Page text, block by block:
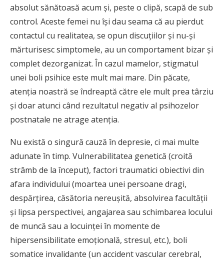
absolut sănătoasă acum şi, peste o clipă, scapă de sub
control. Aceste femei nu îşi dau seama că au pierdut
contactul cu realitatea, se opun discuţiilor şi nu-şi
mărturisesc simptomele, au un comportament bizar şi
complet dezorganizat. În cazul mamelor, stigmatul
unei boli psihice este mult mai mare. Din păcate,
atenţia noastră se îndreaptă către ele mult prea târziu
şi doar atunci când rezultatul negativ al psihozelor
postnatale ne atrage atenţia.
Nu există o singură cauză în depresie, ci mai multe
adunate în timp. Vulnerabilitatea genetică (croită
strâmb de la început), factori traumatici obiectivi din
afara individului (moartea unei persoane dragi,
despărţirea, căsătoria nereuşită, absolvirea facultăţii
şi lipsa perspectivei, angajarea sau schimbarea locului
de muncă sau a locuinţei în momente de
hipersensibilitate emoţională, stresul, etc.), boli
somatice invalidante (un accident vascular cerebral,